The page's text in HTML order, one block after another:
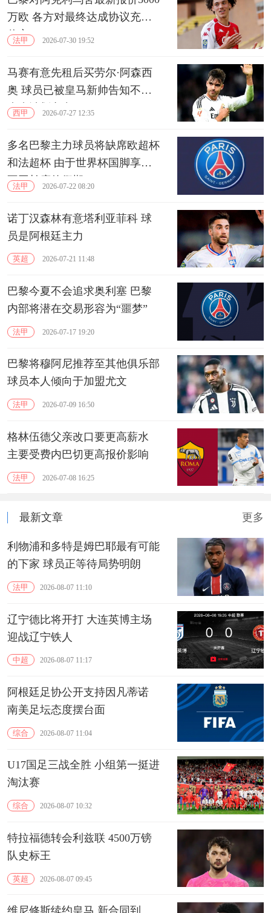
万欧 各方对最终达成协议充满
信心
法甲 2026-07-30 19:52
马赛有意先租后买劳尔·阿森西
奥 球员已被皇马新帅告知不在
未来计划之中
西甲 2026-07-27 12:35
多名巴黎主力球员将缺席欧超杯
和法超杯 由于世界杯国脚享受
不同长度的假期
法甲 2026-07-22 08:20
诺丁汉森林有意塔利亚菲科 球
员是阿根廷主力
英超 2026-07-21 11:48
巴黎今夏不会追求奥利塞 巴黎
内部将潜在交易形容为“噩梦”
法甲 2026-07-17 19:20
巴黎将穆阿尼推荐至其他俱乐部
球员本人倾向于加盟尤文
法甲 2026-07-09 16:50
格林伍德父亲改口要更高薪水
主要受费内巴切更高报价影响
法甲 2026-07-08 16:25
最新文章 更多
利物浦和多特是姆巴耶最有可能
的下家 球员正等待局势明朗
法甲 2026-08-07 11:10
辽宁德比将开打 大连英博主场
迎战辽宁铁人
中超 2026-08-07 11:17
阿根廷足协公开支持因凡蒂诺
南美足坛态度摆台面
综合 2026-08-07 11:04
U17国足三战全胜 小组第一挺进
淘汰赛
综合 2026-08-07 10:32
特拉福德转会利兹联 4500万镑
队史标王
英超 2026-08-07 09:45